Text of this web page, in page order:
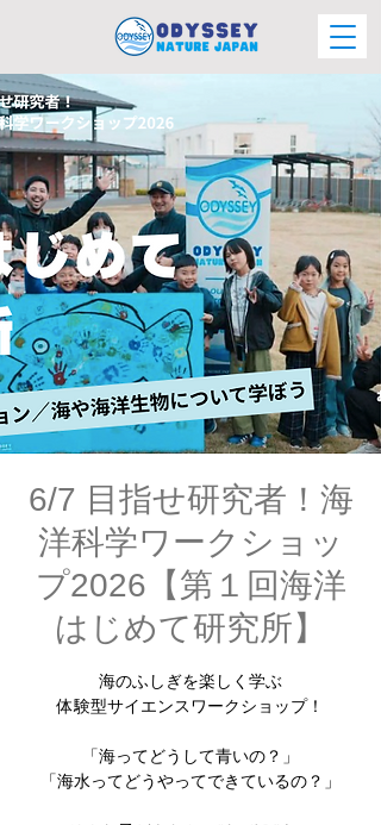
6/7 目指せ研究者！海
洋科学ワークショッ
プ2026【第１回海洋
はじめて研究所】
海のふしぎを楽しく学ぶ
体験型サイエンスワークショップ！
「海ってどうして青いの？」
「海水ってどうやってできているの？」